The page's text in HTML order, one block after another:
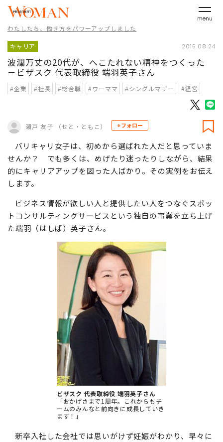
menu
わたしたち、働き方をパワーアップしました
キャリア 2015.08.24
波瀾万丈の20代が、へこたれない精神をつくった
－ビザスク 代表取締役 端羽英子さん
#企業 #社長 #総合職 #ワーママ #シングルマザー #経営
瀬戸 友子 （せと・ともこ） +フォロー
バリキャリ女子は、初めから選ばれた人だと思っていま
せんか？ でも多くは、めげたり迷ったりしながら、結果
的にキャリアアップを図った人ばかり。その実例をお伝え
します。
ビジネス情報が欲しい人と提供したい人をつなぐスポッ
トコンサルティングサービスという独自の事業を立ち上げ
た端羽（はしば）英子さん。
ビザスク 代表取締役 端羽英子さん
「おかげさまで1周年。これからもチ
ームのみんなと前向きに成長していき
ます！」
新卒入社した会社では思いがけず妊娠がわかり、早々に